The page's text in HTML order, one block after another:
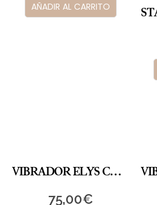
AÑADIR AL CARRITO
VIBRADOR ELYS CHARM MOVE RABBIT
75,00€